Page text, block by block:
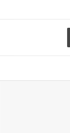
طباعة